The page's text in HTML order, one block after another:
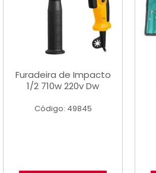
Furadeira de Impacto
1/2 710w 220v Dw
Código: 49845